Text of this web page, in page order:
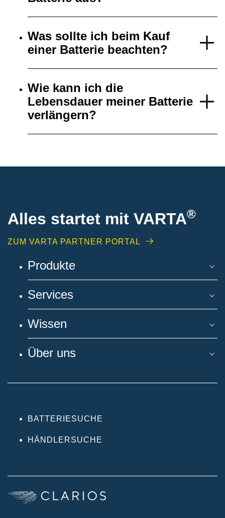
Was sollte ich beim Kauf
einer Batterie beachten?
Wie kann ich die
Lebensdauer meiner Batterie
verlängern?
Alles startet mit VARTA®
ZUM VARTA PARTNER PORTAL
Produkte
Services
Wissen
Über uns
BATTERIESUCHE
HÄNDLERSUCHE